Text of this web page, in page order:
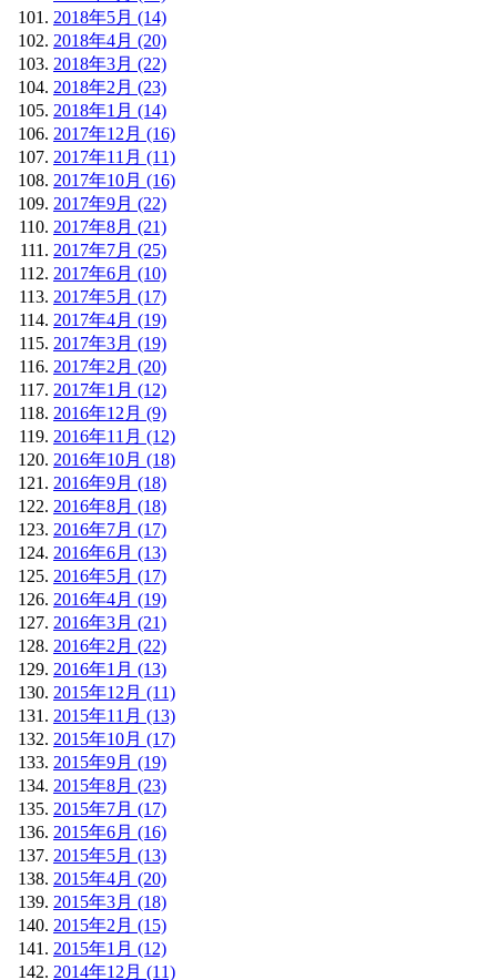
2018年5月 (14)
2018年4月 (20)
2018年3月 (22)
2018年2月 (23)
2018年1月 (14)
2017年12月 (16)
2017年11月 (11)
2017年10月 (16)
2017年9月 (22)
2017年8月 (21)
2017年7月 (25)
2017年6月 (10)
2017年5月 (17)
2017年4月 (19)
2017年3月 (19)
2017年2月 (20)
2017年1月 (12)
2016年12月 (9)
2016年11月 (12)
2016年10月 (18)
2016年9月 (18)
2016年8月 (18)
2016年7月 (17)
2016年6月 (13)
2016年5月 (17)
2016年4月 (19)
2016年3月 (21)
2016年2月 (22)
2016年1月 (13)
2015年12月 (11)
2015年11月 (13)
2015年10月 (17)
2015年9月 (19)
2015年8月 (23)
2015年7月 (17)
2015年6月 (16)
2015年5月 (13)
2015年4月 (20)
2015年3月 (18)
2015年2月 (15)
2015年1月 (12)
2014年12月 (11)